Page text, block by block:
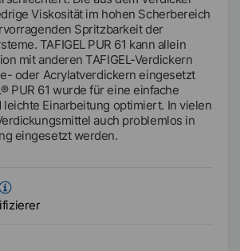
Viskosität im hohen Scherbereich
Spritzbarkeit der
TAFIGEL PUR 61 kann allein
mit anderen TAFIGEL-Verdickern
oder Acrylatverdickern eingesetzt
PUR 61 wurde für eine einfache
leichte Einarbeitung optimiert. In vielen
auch problemlos in
eingesetzt werden.